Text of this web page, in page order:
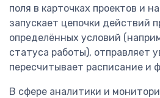
поля в карточках проектов и
запускает цепочки действий
определённых условий
статуса работы), отправляет
пересчитывает расписание и
В сфере аналитики и